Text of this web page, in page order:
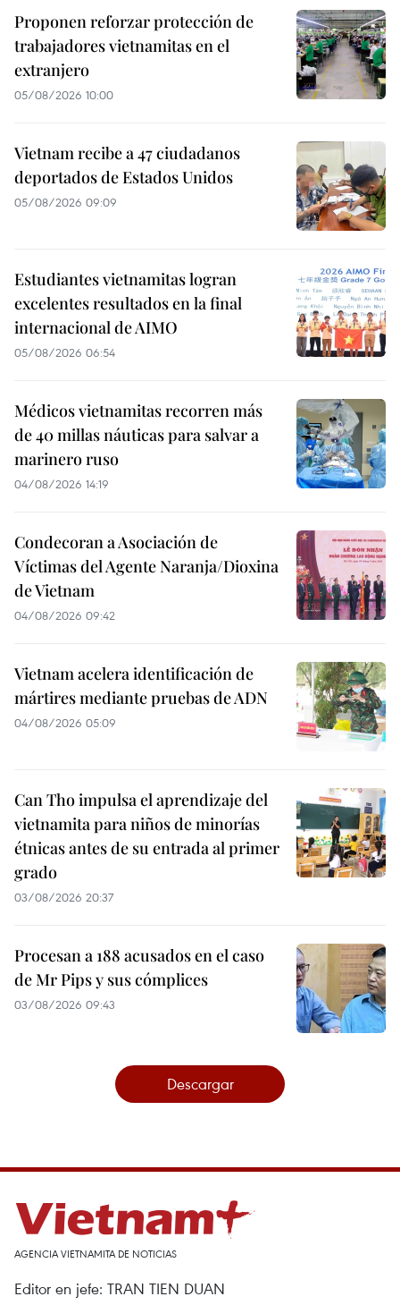
Proponen reforzar protección de
trabajadores vietnamitas en el
extranjero
05/08/2026 10:00
Vietnam recibe a 47 ciudadanos
deportados de Estados Unidos
05/08/2026 09:09
Estudiantes vietnamitas logran
excelentes resultados en la final
internacional de AIMO
05/08/2026 06:54
Médicos vietnamitas recorren más
de 40 millas náuticas para salvar a
marinero ruso
04/08/2026 14:19
Condecoran a Asociación de
Víctimas del Agente Naranja/Dioxina
de Vietnam
04/08/2026 09:42
Vietnam acelera identificación de
mártires mediante pruebas de ADN
04/08/2026 05:09
Can Tho impulsa el aprendizaje del
vietnamita para niños de minorías
étnicas antes de su entrada al primer
grado
03/08/2026 20:37
Procesan a 188 acusados en el caso
de Mr Pips y sus cómplices
03/08/2026 09:43
Descargar
AGENCIA VIETNAMITA DE NOTICIAS
Editor en jefe: TRAN TIEN DUAN